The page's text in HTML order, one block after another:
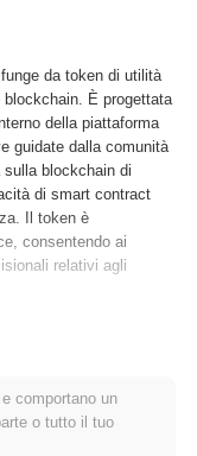
da token di utilità
È progettata
della piattaforma
guidate dalla comunità
blockchain di
di smart contract
Il token è
consentendo ai
relativi agli
della tecnologia
ed esperti di
creazione di un
comportano un
o tutto il tuo